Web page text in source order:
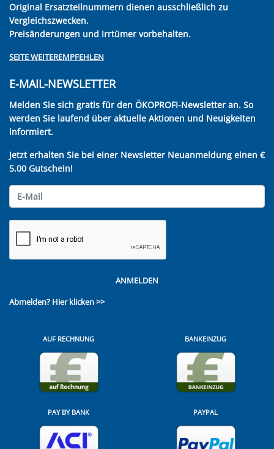
Original Ersatzteilnummern dienen ausschließlich zu
Vergleichszwecken.
Preisänderungen und Irrtümer vorbehalten.
SEITE WEITEREMPFEHLEN
E-MAIL-NEWSLETTER
Melden Sie sich gratis für den ÖKOPROFI-Newsletter an. So
werden Sie laufend über aktuelle Aktionen und Neuigkeiten
informiert.
Jetzt erhalten Sie bei einer Newsletter Neuanmeldung einen €
5,00 Gutschein!
ANMELDEN
Abmelden? Hier klicken >>
AUF RECHNUNG BANKEINZUG
PAY BY BANK PAYPAL